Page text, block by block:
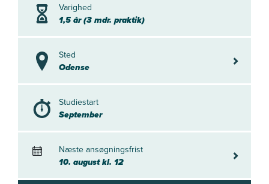
Varighed
1,5 år (3 mdr. praktik)
Sted
Odense
Odense
Studiestart
September
Næste ansøgningsfrist
10. august kl. 12
10.